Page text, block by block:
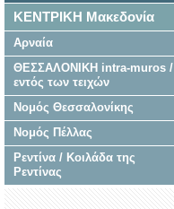
ΚΕΝΤΡΙΚΗ Μακεδονία
Αρναία
ΘΕΣΣΑΛΟΝΙΚΗ intra-muros /
εντός των τειχών
Νομός Θεσσαλονίκης
Νομός Πέλλας
Ρεντίνα / Κοιλάδα της
Ρεντίνας